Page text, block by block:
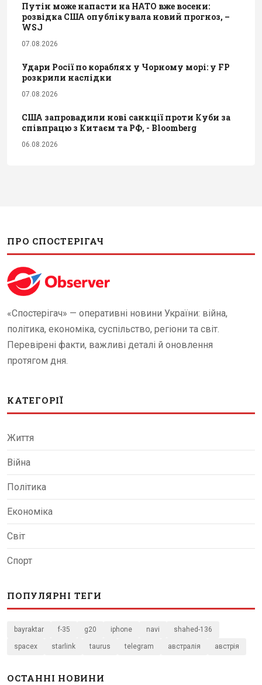
Путін може напасти на НАТО вже восени:
розвідка США опублікувала новий прогноз, –
WSJ
07.08.2026
Удари Росії по кораблях у Чорному морі: у FP
розкрили наслідки
07.08.2026
США запровадили нові санкції проти Куби за
співпрацю з Китаєм та РФ, - Bloomberg
06.08.2026
ПРО СПОСТЕРІГАЧ
«Спостерігач» — оперативні новини України: війна,
політика, економіка, суспільство, регіони та світ.
Перевірені факти, важливі деталі й оновлення
протягом дня.
КАТЕГОРІЇ
Життя
Війна
Політика
Економіка
Світ
Спорт
ПОПУЛЯРНІ ТЕГИ
bayraktar f-35 g20 iphone navi shahed-136
spacex starlink taurus telegram австралія австрія
ОСТАННІ НОВИНИ